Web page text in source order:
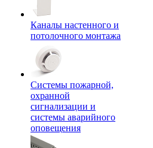
Каналы настенного и
потолочного монтажа
Системы пожарной,
охранной
сигнализации и
системы аварийного
оповещения